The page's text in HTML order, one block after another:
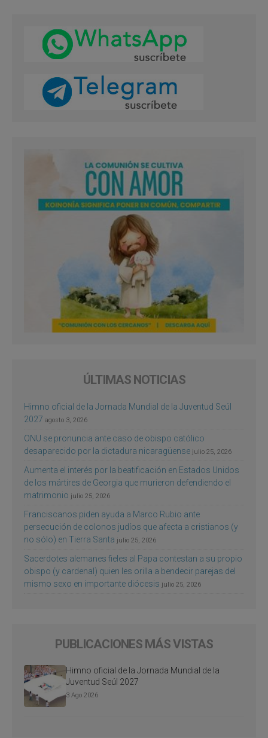
ÚLTIMAS NOTICIAS
Himno oficial de la Jornada Mundial de la Juventud Seúl
2027 agosto 3, 2026
ONU se pronuncia ante caso de obispo católico
desaparecido por la dictadura nicaragüense julio 25, 2026
Aumenta el interés por la beatificación en Estados Unidos
de los mártires de Georgia que murieron defendiendo el
matrimonio julio 25, 2026
Franciscanos piden ayuda a Marco Rubio ante
persecución de colonos judíos que afecta a cristianos (y
no sólo) en Tierra Santa julio 25, 2026
Sacerdotes alemanes fieles al Papa contestan a su propio
obispo (y cardenal) quien les orilla a bendecir parejas del
mismo sexo en importante diócesis julio 25, 2026
PUBLICACIONES MÁS VISTAS
Himno oficial de la Jornada Mundial de la
Juventud Seúl 2027
3 Ago 2026